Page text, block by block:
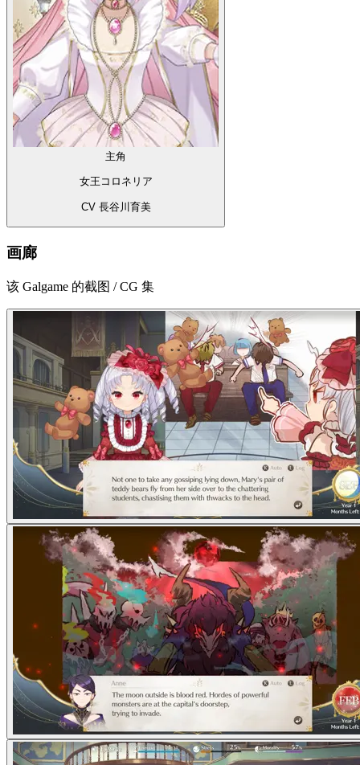
主角
女王コロネリア
CV 長谷川育美
画廊
该 Galgame 的截图 / CG 集